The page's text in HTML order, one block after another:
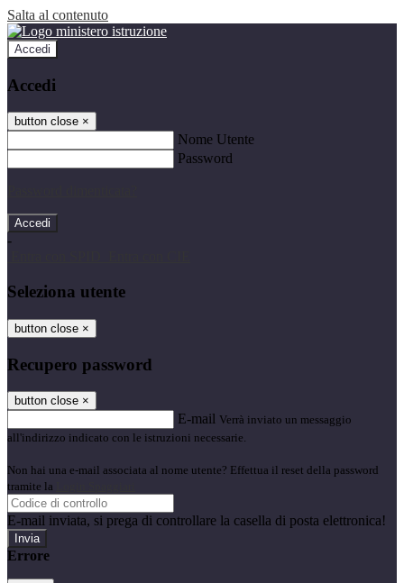
Salta al contenuto
Accedi
Accedi
button close ×
Nome Utente
Password
-
Seleziona utente
button close ×
Recupero password
button close ×
E-mail Verrà inviato un messaggio
all'indirizzo indicato con le istruzioni necessarie.
Non hai una e-mail associata al nome utente? Effettua il reset della password
tramite la
E-mail inviata, si prega di controllare la casella di posta elettronica!
Errore